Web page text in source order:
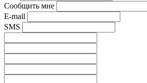
Сообщить мне
E-mail
SMS